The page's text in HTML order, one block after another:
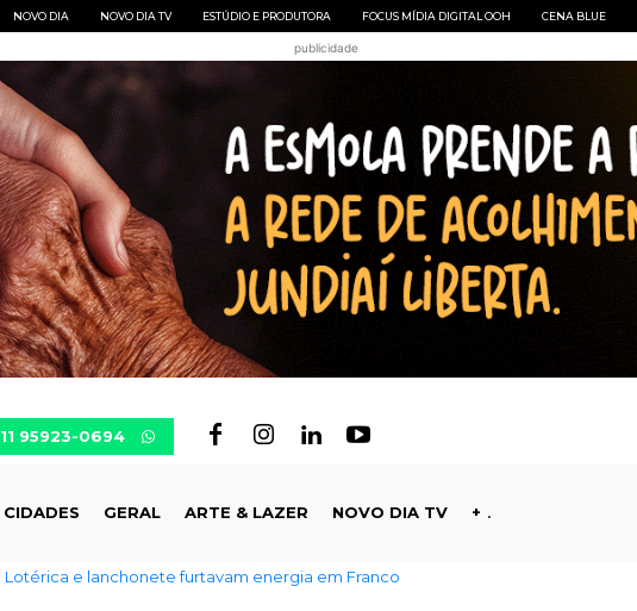
NOVO DIA NOVO DIA TV ESTÚDIO E PRODUTORA FOCUS MÍDIA DIGITAL OOH CENA BLUE
publicidade
11 95923-0694
CIDADES GERAL ARTE & LAZER NOVO DIA TV +
77% temem aumento no preço dos alimentos com chegada do El Niño
Lotérica e lanchonete furtavam energia em Franco